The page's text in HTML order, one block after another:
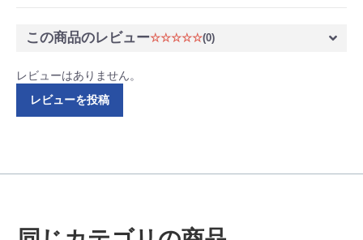
この商品のレビュー☆☆☆☆☆(0)
レビューはありません。
レビューを投稿